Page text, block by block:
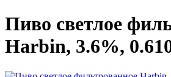
Пиво светлое
Harbin, 3.6%,